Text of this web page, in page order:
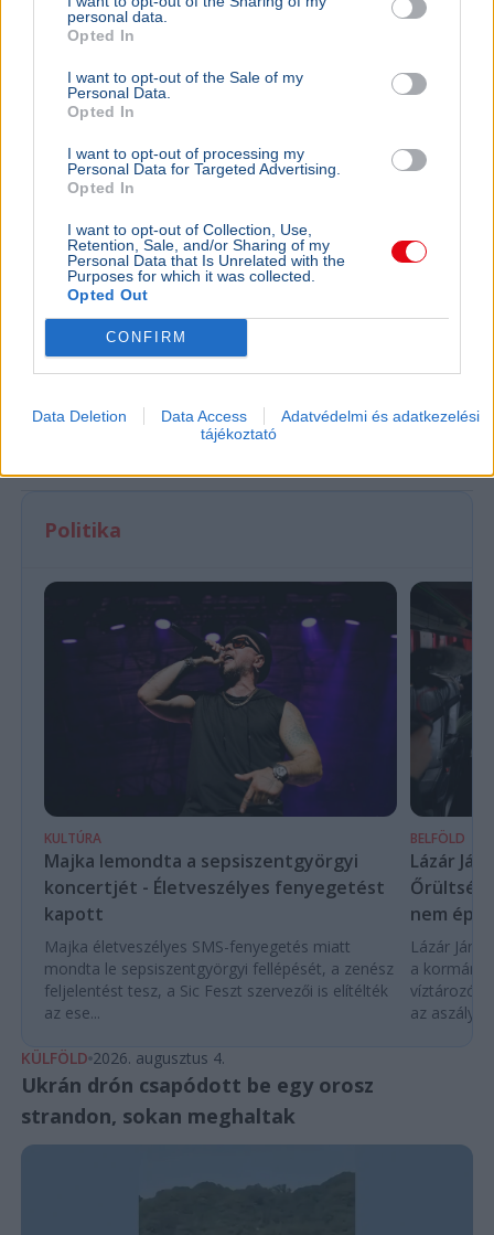
personal data.
Opted In
I want to opt-out of the Sale of my
Personal Data.
Opted In
I want to opt-out of processing my
Personal Data for Targeted Advertising.
Opted In
I want to opt-out of Collection, Use,
Retention, Sale, and/or Sharing of my
Personal Data that Is Unrelated with the
Purposes for which it was collected.
Opted Out
CONFIRM
Data Deletion Data Access
Adatvédelmi és adatkezelési
tájékoztató
nagykövet
Valerij Zaluzsnij, Ukrajna londoni nagykövete szerint az
ország soha nem fog csatlakozni a NATO-hoz, helyette
Politika
KULTÚRA
Majka lemondta a sepsiszentgyörgyi
koncertjét - Életveszélyes fenyegetést
kapott
Majka életveszélyes SMS-fenyegetés miatt
mondta le sepsiszentgyörgyi fellépését, a zenész
feljelentést tesz, a Sic Feszt szervezői is elítélték
az ese...
BELFÖLD
Lázár
Őrültség
nem
Lázár
a kormány
az
KÜLFÖLD 2026. augusztus 4.
Ukrán drón csapódott be egy orosz
strandon, sokan meghaltak